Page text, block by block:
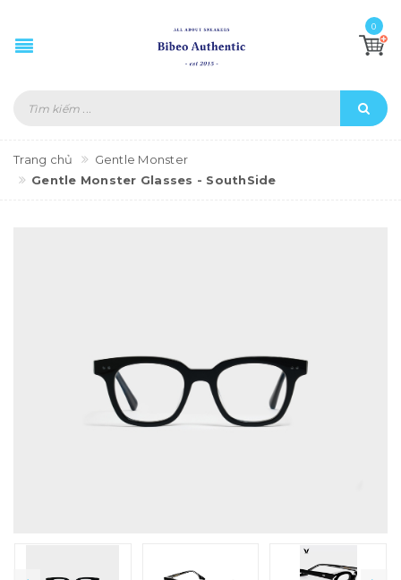
0
Trang chủ
Gentle Monster
Gentle Monster Glasses - SouthSide